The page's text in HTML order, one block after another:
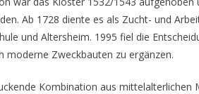
Ab 1728 diente es als Zucht- und
und Altersheim. 1995 fiel die
moderne Zweckbauten zu ergänzen.
Kombination aus